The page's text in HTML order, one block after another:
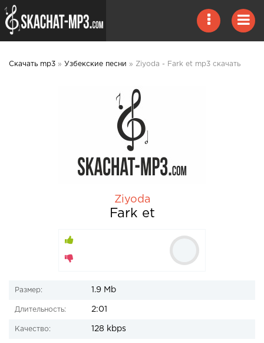
Скачать mp3 » Узбекские песни » Ziyoda - Fark et mp3 скачать
Ziyoda
Fark et
Размер: 1.9 Mb
Длительность: 2:01
Качество: 128 kbps